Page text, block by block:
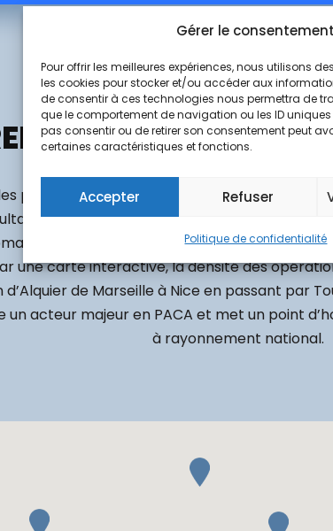
Gérer le consentement
Pour offrir les meilleures expériences, nous utilisons
les cookies pour stocker et/ou accéder aux
de consentir à ces technologies nous permettra de
que le comportement de navigation ou les ID uniques
pas consentir ou de retirer son consentement peut
certaines caractéristiques et fonctions.
Accepter Refuser
Politique de confidentialité
projets d’envergure dans la région SUD,
dans ses spécialités. Son empreinte
variés tels que l’éducation, la santé, le
une carte interactive, la densité des
de Marseille à Nice en passant par
un acteur majeur en PACA et met un point
à rayonnement national.